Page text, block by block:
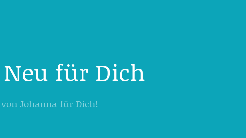
für Dich
Johanna für Dich!